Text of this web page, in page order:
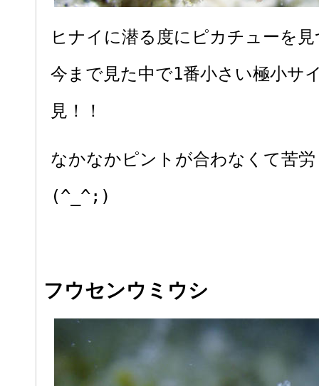
ヒナイに潜る度にピカチューを
今まで見た中で1番小さい極小サ
見！！
なかなかピントが合わなくて苦
(^_^;)
フウセンウミウシ